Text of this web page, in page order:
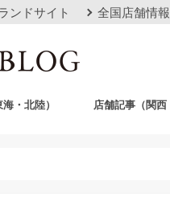
ンドサイト 全国店舗情報
・北陸） 店舗記事（関西